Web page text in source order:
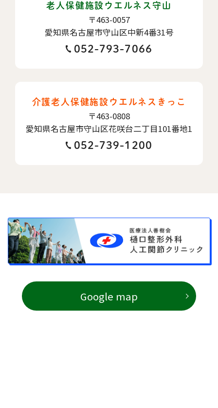
老人保健施設ウエルネス守山
〒463-0057
愛知県名古屋市守山区中新4番31号
052-793-7066
介護老人保健施設ウエルネスきっこ
〒463-0808
愛知県名古屋市守山区花咲台二丁目101番地1
052-739-1200
Google map